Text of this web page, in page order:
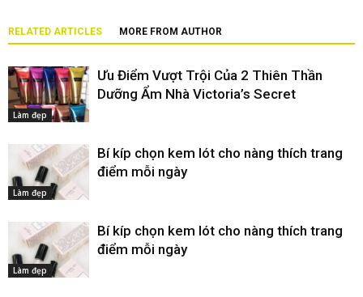
RELATED ARTICLES MORE FROM AUTHOR
Làm đẹp
Ưu Điểm Vượt Trội Của 2 Thiên Thần
Dưỡng Ẩm Nhà Victoria’s Secret
Làm đẹp
Bí kíp chọn kem lót cho nàng thích trang
điểm mỗi ngày
Làm đẹp
Bí kíp chọn kem lót cho nàng thích trang
điểm mỗi ngày